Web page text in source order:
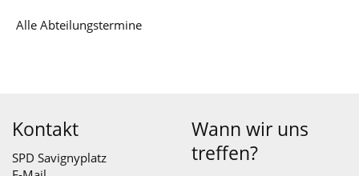
Alle Abteilungstermine
Kontakt
SPD Savignyplatz
Wann wir uns
treffen?